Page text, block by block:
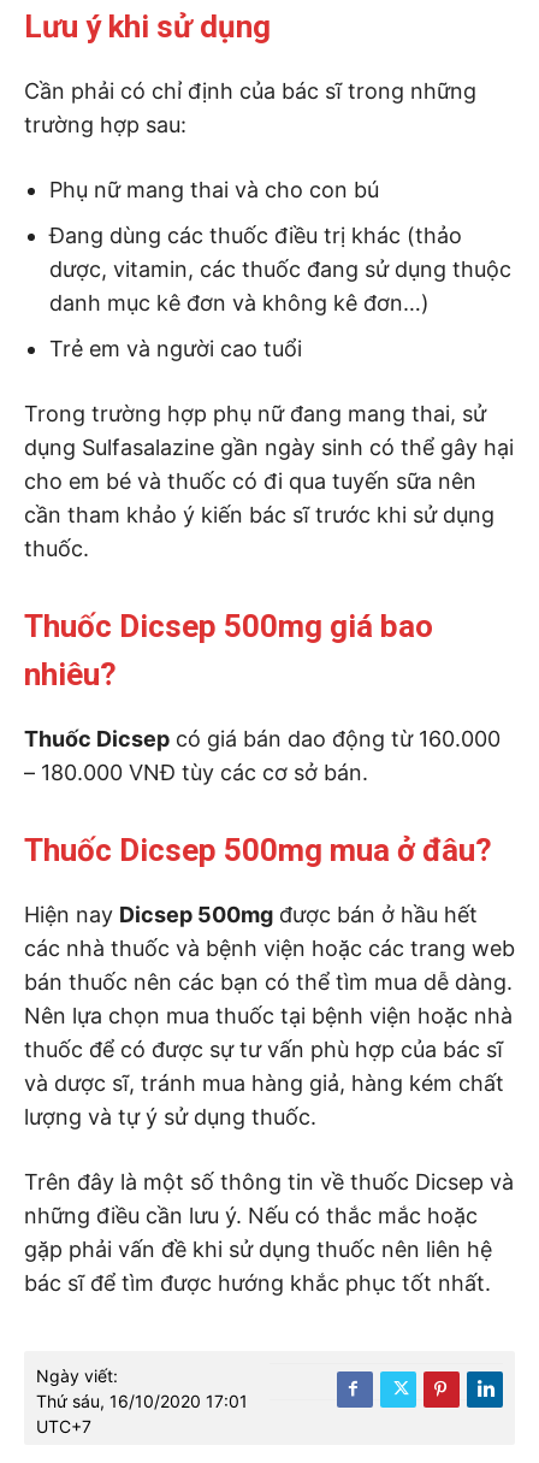
Lưu ý khi sử dụng
Cần phải có chỉ định của bác sĩ trong những
trường hợp sau:
Phụ nữ mang thai và cho con bú
Đang dùng các thuốc điều trị khác (thảo
dược, vitamin, các thuốc đang sử dụng thuộc
danh mục kê đơn và không kê đơn…)
Trẻ em và người cao tuổi
Trong trường hợp phụ nữ đang mang thai, sử
dụng Sulfasalazine gần ngày sinh có thể gây hại
cho em bé và thuốc có đi qua tuyến sữa nên
cần tham khảo ý kiến bác sĩ trước khi sử dụng
thuốc.
Thuốc Dicsep 500mg giá bao
nhiêu?
Thuốc Dicsep có giá bán dao động từ 160.000
– 180.000 VNĐ tùy các cơ sở bán.
Thuốc Dicsep 500mg mua ở đâu?
Hiện nay Dicsep 500mg được bán ở hầu hết
các nhà thuốc và bệnh viện hoặc các trang web
bán thuốc nên các bạn có thể tìm mua dễ dàng.
Nên lựa chọn mua thuốc tại bệnh viện hoặc nhà
thuốc để có được sự tư vấn phù hợp của bác sĩ
và dược sĩ, tránh mua hàng giả, hàng kém chất
lượng và tự ý sử dụng thuốc.
Trên đây là một số thông tin về thuốc Dicsep và
những điều cần lưu ý. Nếu có thắc mắc hoặc
gặp phải vấn đề khi sử dụng thuốc nên liên hệ
bác sĩ để tìm được hướng khắc phục tốt nhất.
Ngày viết:
Thứ sáu, 16/10/2020 17:01
UTC+7